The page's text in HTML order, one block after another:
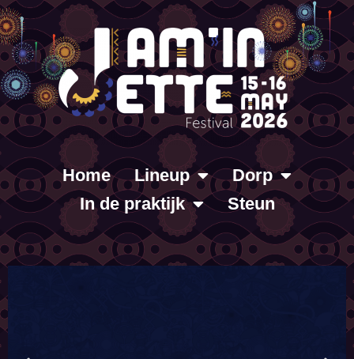
Home Lineup
Dorp
In de praktijk
Steun